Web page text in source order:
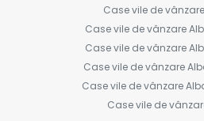
Case vile de
Case vile de vânzare
Case vile de vânzare
Case vile de vânzare
Case vile de vânzare
Case vile de